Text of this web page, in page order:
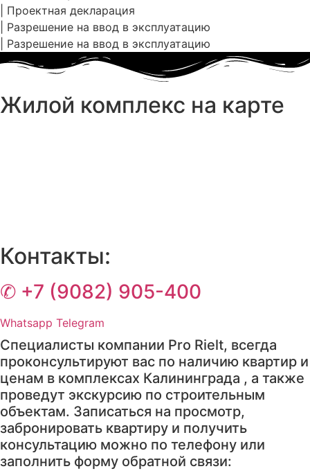
| Проектная декларация
| Разрешение на ввод в эксплуатацию
| Разрешение на ввод в эксплуатацию
Жилой комплекс на карте
Контакты:
✆ +7 (9082) 905-400
Whatsapp Telegram
Специалисты компании Pro Rielt, всегда
проконсультируют вас по наличию квартир и
ценам в комплексах Калининграда , а также
проведут экскурсию по строительным
объектам. Записаться на просмотр,
забронировать квартиру и получить
консультацию можно по телефону или
заполнить форму обратной связи: